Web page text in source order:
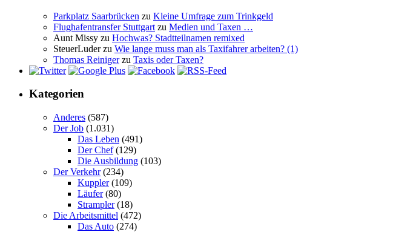
Parkplatz Saarbrücken zu Kleine Umfrage zum Trinkgeld
Flughafentransfer Stuttgart zu Medien und Taxen …
Aunt Missy zu Hochwas? Stadtteilnamen remixed
SteuerLuderzu Wie lange muss man als Taxifahrer arbeiten? (1)
Thomas Reinigerzu Taxis oder Taxen?
Kategorien
Anderes (587)
Der Job (1.031)
Das Leben (491)
Der Chef(129)
Die Ausbildung (103)
Der Verkehr(234)
Kuppler(109)
Läufer(80)
Strampler(18)
Die Arbeitsmittel (472)
Das Auto (274)